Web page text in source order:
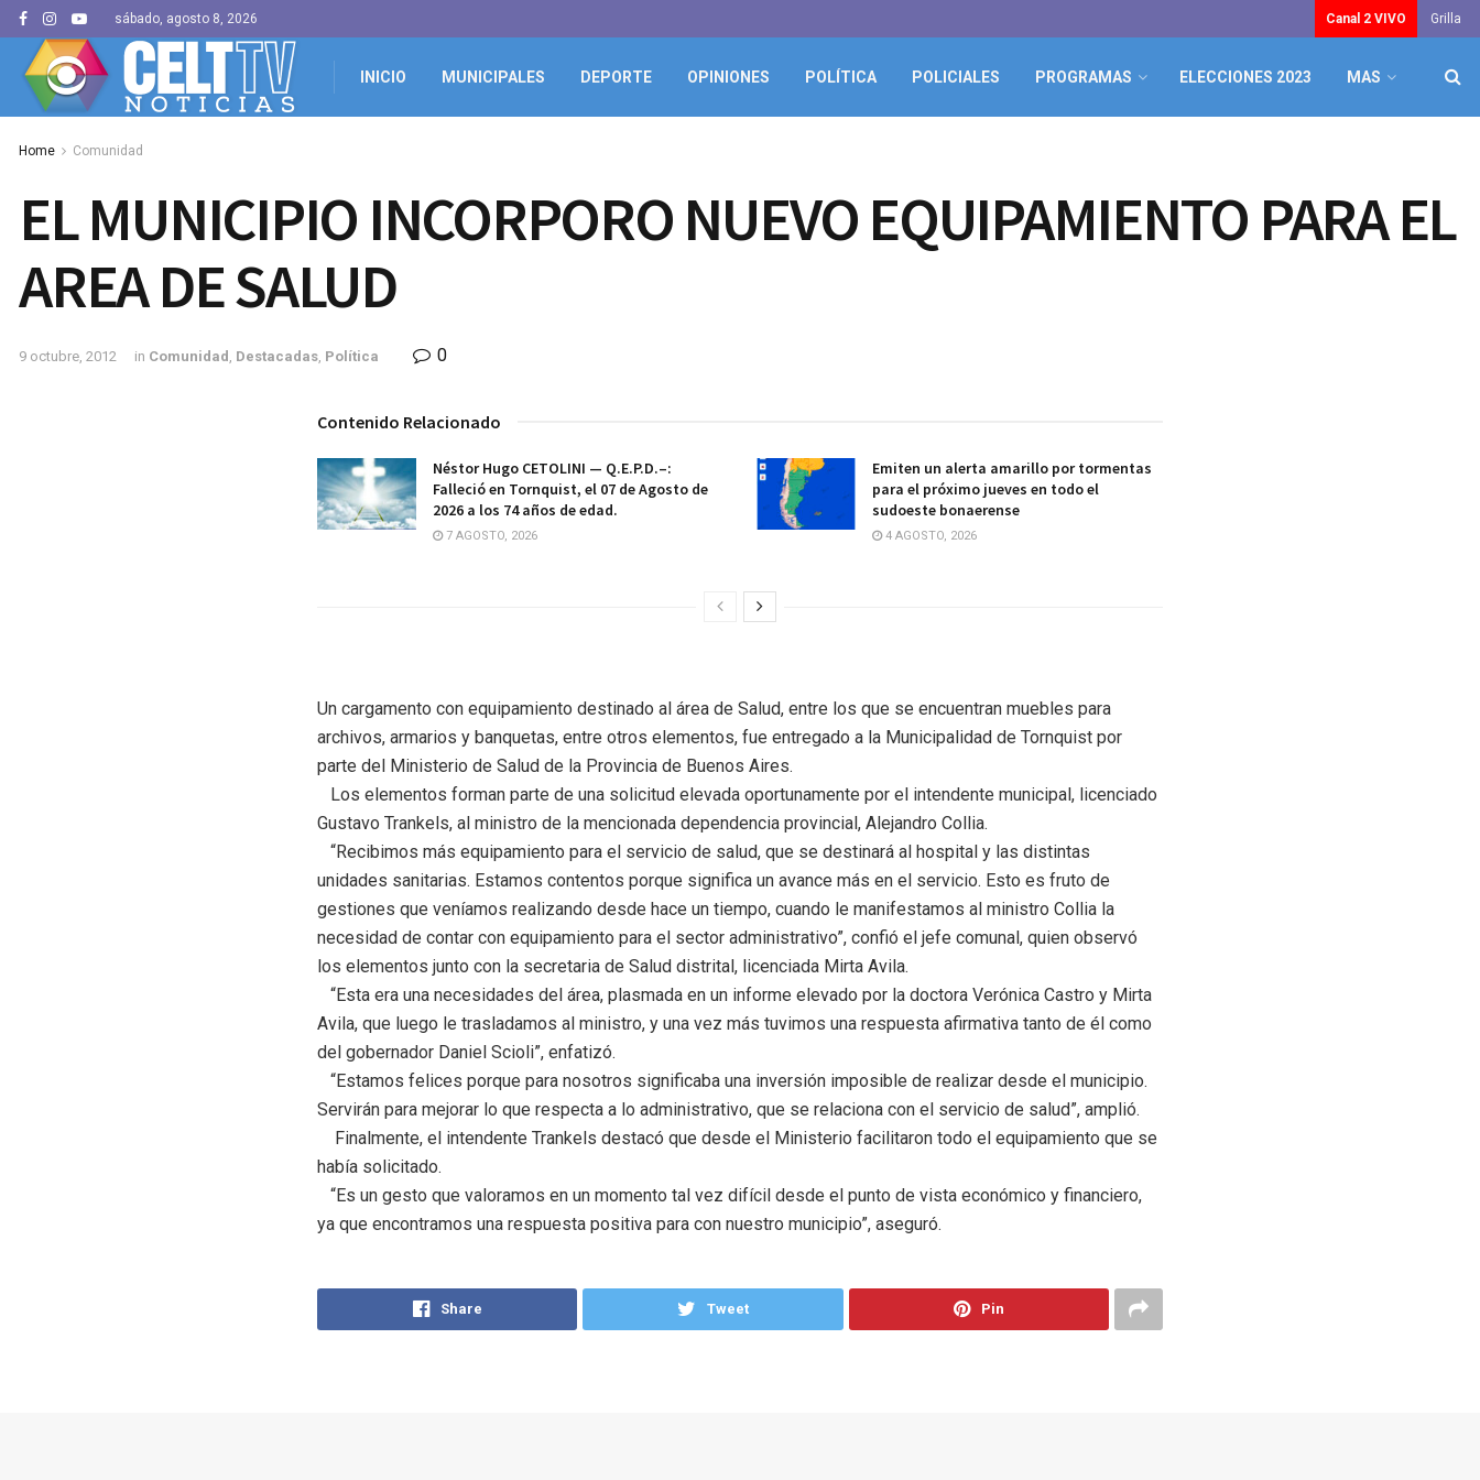
sábado, agosto 8, 2026 Canal 2 VIVO Grilla
INICIO MUNICIPALES DEPORTE OPINIONES POLÍTICA POLICIALES PROGRAMAS ELECCIONES 2023 MAS
Home Comunidad
EL MUNICIPIO INCORPORO NUEVO EQUIPAMIENTO PARA EL
AREA DE SALUD
9 octubre, 2012 in Comunidad , Destacadas, Política 0
Contenido Relacionado
Néstor Hugo CETOLINI — Q.E.P.D.–:
Falleció en Tornquist, el 07 de Agosto de
2026 a los 74 años de edad.
7 AGOSTO, 2026
Emiten un alerta amarillo por tormentas
para el próximo jueves en todo el
sudoeste bonaerense
4 AGOSTO, 2026
Un cargamento con equipamiento destinado al área de Salud, entre los que se encuentran muebles para
archivos, armarios y banquetas, entre otros elementos, fue entregado a la Municipalidad de Tornquist por
parte del Ministerio de Salud de la Provincia de Buenos Aires.
Los elementos forman parte de una solicitud elevada oportunamente por el intendente municipal, licenciado
Gustavo Trankels, al ministro de la mencionada dependencia provincial, Alejandro Collia.
“Recibimos más equipamiento para el servicio de salud, que se destinará al hospital y las distintas
unidades sanitarias. Estamos contentos porque significa un avance más en el servicio. Esto es fruto de
gestiones que veníamos realizando desde hace un tiempo, cuando le manifestamos al ministro Collia la
necesidad de contar con equipamiento para el sector administrativo”, confió el jefe comunal, quien observó
los elementos junto con la secretaria de Salud distrital, licenciada Mirta Avila.
“Esta era una necesidades del área, plasmada en un informe elevado por la doctora Verónica Castro y Mirta
Avila, que luego le trasladamos al ministro, y una vez más tuvimos una respuesta afirmativa tanto de él como
del gobernador Daniel Scioli”, enfatizó.
“Estamos felices porque para nosotros significaba una inversión imposible de realizar desde el municipio.
Servirán para mejorar lo que respecta a lo administrativo, que se relaciona con el servicio de salud”, amplió.
Finalmente, el intendente Trankels destacó que desde el Ministerio facilitaron todo el equipamiento que se
había solicitado.
“Es un gesto que valoramos en un momento tal vez difícil desde el punto de vista económico y financiero,
ya que encontramos una respuesta positiva para con nuestro municipio”, aseguró.
Share Tweet Pin